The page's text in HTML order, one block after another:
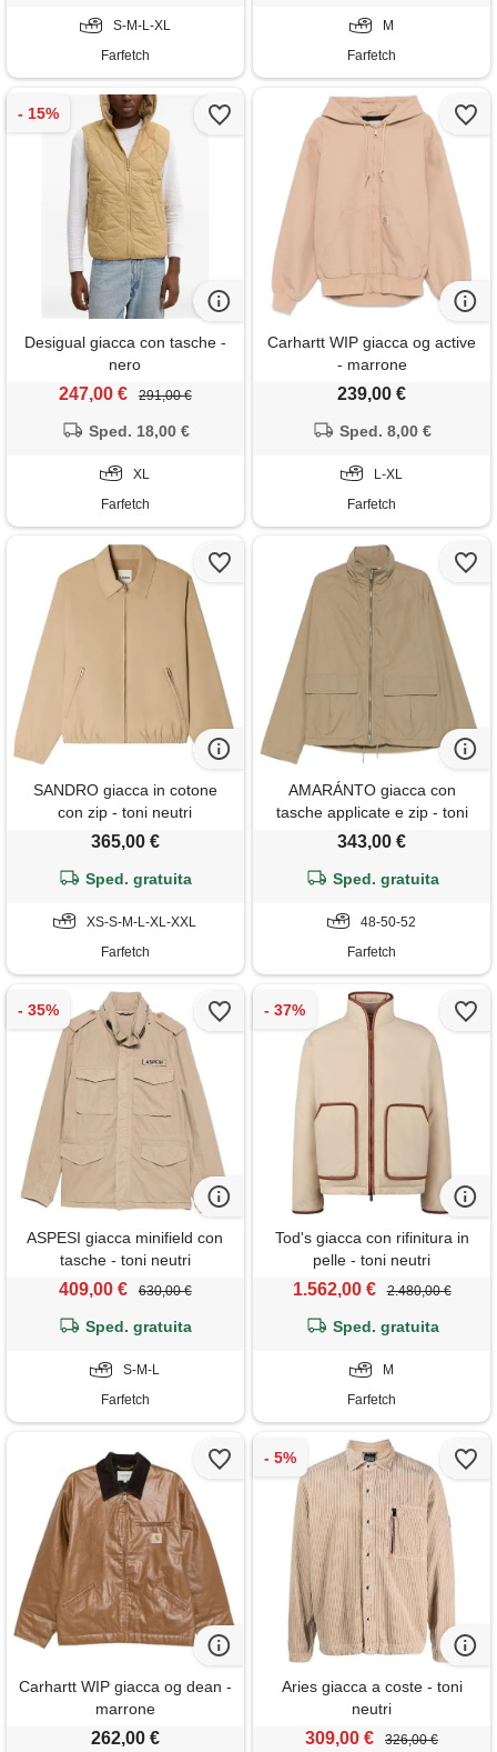
S-M-L-XL
Farfetch
M
Farfetch
Desigual giacca con tasche -
nero
247,00 € 291,00 €
Sped. 18,00 €
XL
Farfetch
Carhartt WIP giacca og active
- marrone
239,00 €
Sped. 8,00 €
L-XL
Farfetch
SANDRO giacca in cotone
con zip - toni neutri
365,00 €
Sped. gratuita
XS-S-M-L-XL-XXL
Farfetch
AMARÁNTO giacca con
tasche applicate e zip - toni
neutri
343,00 €
Sped. gratuita
48-50-52
Farfetch
ASPESI giacca minifield con
tasche - toni neutri
409,00 € 630,00 €
Sped. gratuita
S-M-L
Farfetch
Tod's giacca con rifinitura in
pelle - toni neutri
1.562,00 € 2.480,00 €
Sped. gratuita
M
Farfetch
Carhartt WIP giacca og dean -
marrone
262,00 €
Aries giacca a coste - toni
neutri
309,00 € 326,00 €